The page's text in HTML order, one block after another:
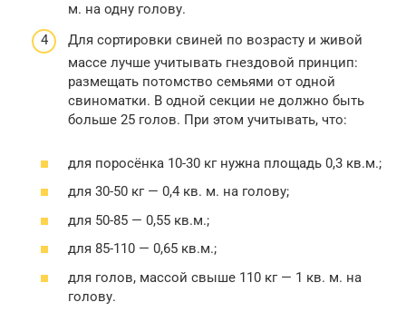
м. на одну голову.
Для сортировки свиней по возрасту и живой
массе лучше учитывать гнездовой принцип:
размещать потомство семьями от одной
свиноматки. В одной секции не должно быть
больше 25 голов. При этом учитывать, что:
для поросёнка 10-30 кг нужна площадь 0,3 кв.м.;
для 30-50 кг — 0,4 кв. м. на голову;
для 50-85 — 0,55 кв.м.;
для 85-110 — 0,65 кв.м.;
для голов, массой свыше 110 кг — 1 кв. м. на
голову.